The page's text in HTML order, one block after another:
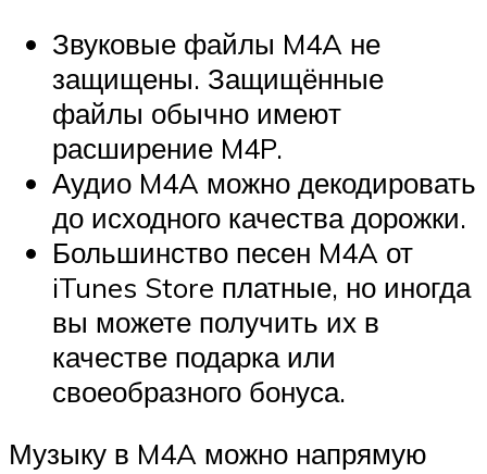
Звуковые файлы M4A не
защищены. Защищённые
файлы обычно имеют
расширение M4P.
Аудио M4A можно декодировать
до исходного качества дорожки.
Большинство песен M4A от
iTunes Store платные, но иногда
вы можете получить их в
качестве подарка или
своеобразного бонуса.
Музыку в M4A можно напрямую